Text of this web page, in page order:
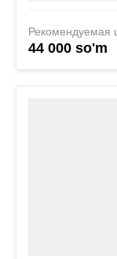
Рекомендуемая
44 000 so'm